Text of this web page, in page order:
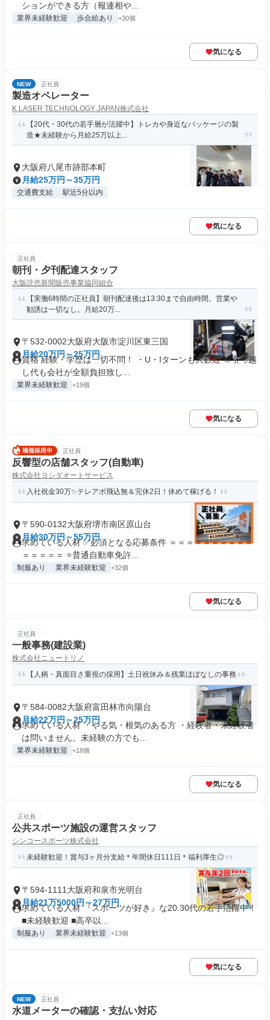
ションができる方（報連相や...
業界未経験歓迎 歩合給あり +30個
気になる
NEW 正社員
製造オペレーター
K LASER TECHNOLOGY JAPAN株式会社
【20代・30代の若手層が活躍中】トレカや身近なパッケージの製
造★未経験から月給25万以上...
大阪府八尾市跡部本町
月給25万円～35万円
交通費支給 駅近5分以内
気になる
正社員
朝刊・夕刊配達スタッフ
大阪読売新聞販売事業協同組合
【実働6時間の正社員】朝刊配達後は13:30まで自由時間。営業や
勧誘は一切なし。月給20万...
〒532-0002大阪府大阪市淀川区東三国
月給20万円～25万円
資格 経験・学歴は一切不問！ ・U・Iターンも大歓迎 ※引っ越
し代も会社が全額負担致し...
業界未経験歓迎 +19個
気になる
正社員
反響型の店舗スタッフ(自動車)
株式会社ヨシダオートサービス
入社祝金30万✨テレアポ飛込無＆完休2日！休めて稼げる！
〒590-0132大阪府堺市南区原山台
月給30万円～55万円
求めている人材 ✅必須となる応募条件 ＝＝＝＝＝＝＝＝＝＝
＝＝＝＝＝ ⭐普通自動車免許...
制服あり 業界未経験歓迎 +32個
気になる
正社員
一般事務(建設業)
株式会社ニュートリノ
【人柄・真面目さ重視の採用】土日祝休み＆残業ほぼなしの事務
〒584-0082大阪府富田林市向陽台
月給22万円～25万円
求めている人材 ・やる気・根気のある方 ・経験者・未経験者
は問いません。未経験の方でも...
業界未経験歓迎 +18個
気になる
正社員
公共スポーツ施設の運営スタッフ
シンコースポーツ株式会社
未経験歓迎！賞与3ヶ月分支給＊年間休日111日＊福利厚生◎
〒594-1111大阪府和泉市光明台
月給21万5000円～27万円
求めている人材 『スポーツが好き』な20.30代の若手活躍中！
■未経験歓迎 ■高卒以...
制服あり 業界未経験歓迎 +13個
気になる
NEW 正社員
水道メーターの確認・支払い対応